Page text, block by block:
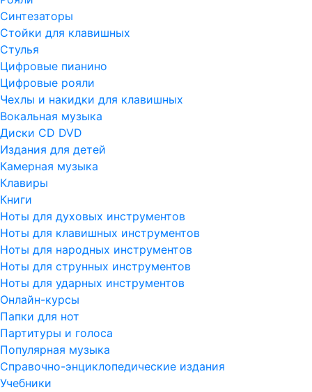
Синтезаторы
Стойки для клавишных
Стулья
Цифровые пианино
Цифровые рояли
Чехлы и накидки для клавишных
Вокальная музыка
Диски CD DVD
Издания для детей
Камерная музыка
Клавиры
Книги
Ноты для духовых инструментов
Ноты для клавишных инструментов
Ноты для народных инструментов
Ноты для струнных инструментов
Ноты для ударных инструментов
Онлайн-курсы
Папки для нот
Партитуры и голоса
Популярная музыка
Справочно-энциклопедические издания
Учебники